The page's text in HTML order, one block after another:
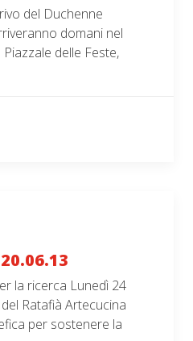
del Duchenne
domani nel
delle Feste,
la ricerca Lunedì 24
Ratafià Artecucina
per sostenere la